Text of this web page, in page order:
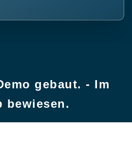
gebaut. - Im
bewiesen.